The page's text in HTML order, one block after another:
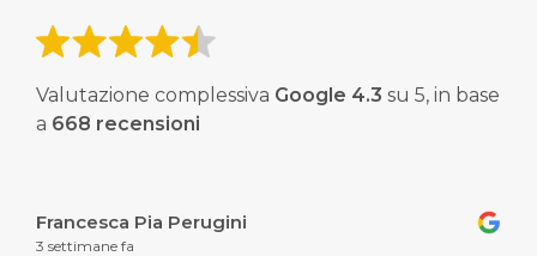
Valutazione complessiva Google 4.3 su 5, in base
a 668 recensioni
Francesca Pia Perugini
3 settimane fa